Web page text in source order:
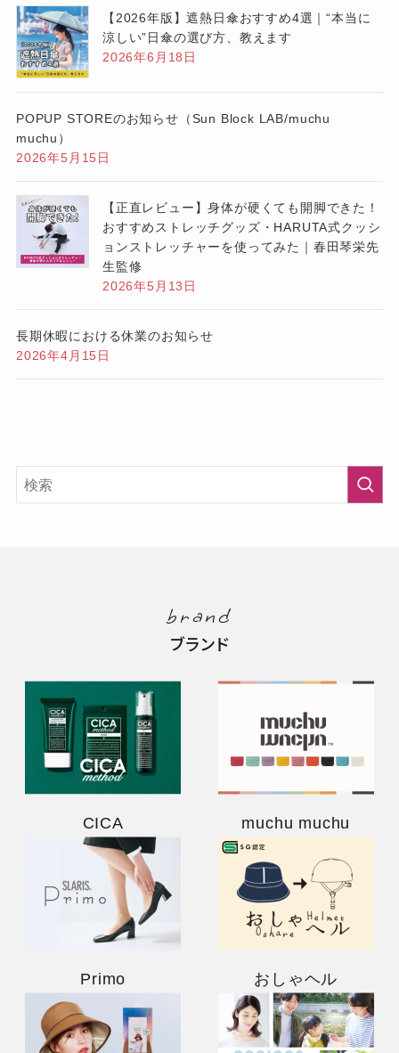
【2026年版】遮熱日傘おすすめ4選｜“本当に
涼しい”日傘の選び方、教えます
2026年6月18日
POPUP STOREのお知らせ（Sun Block LAB/muchu
muchu）
2026年5月15日
【正直レビュー】身体が硬くても開脚できた！
おすすめストレッチグッズ・HARUTA式クッシ
ョンストレッチャーを使ってみた｜春田琴栄先
生監修
2026年5月13日
長期休暇における休業のお知らせ
2026年4月15日
brand
ブランド
CICA muchu muchu
Primo おしゃヘル